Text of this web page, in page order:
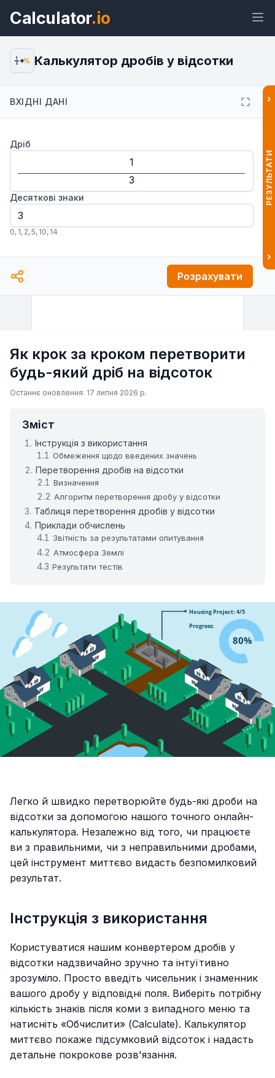
Calculator.io
дробів у відсотки Віджет
1
2
% Калькулятор дробів у відсотки
ВХІДНІ ДАНІ
Дріб
Десяткові знаки
0, 1, 2,5, 10, 14
Розрахувати
›
РЕЗУЛЬТАТИ
›
Як крок за кроком перетворити
будь-який дріб на відсоток
Останнє оновлення: 17 липня 2026 р.
Зміст
Інструкція з використання
Обмеження щодо введених значень
Перетворення дробів на відсотки
Визначення
Алгоритм перетворення дробу у відсотки
Таблиця перетворення дробів у відсотки
Приклади обчислень
Звітність за результатами опитування
Атмосфера Землі
Результати тестів
Легко й швидко перетворюйте будь-які дроби на
відсотки за допомогою нашого точного онлайн-
калькулятора. Незалежно від того, чи працюєте
ви з правильними, чи з неправильними дробами,
цей інструмент миттєво видасть безпомилковий
результат.
Інструкція з використання
Користуватися нашим конвертером дробів у
відсотки надзвичайно зручно та інтуїтивно
зрозуміло. Просто введіть чисельник і знаменник
вашого дробу у відповідні поля. Виберіть потрібну
кількість знаків після коми з випадного меню та
натисніть «Обчислити» (Calculate). Калькулятор
миттєво покаже підсумковий відсоток і надасть
детальне покрокове розв'язання.